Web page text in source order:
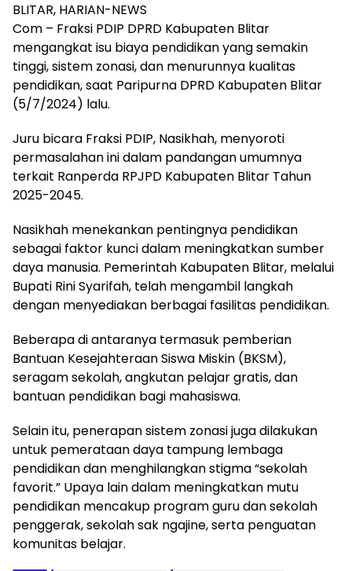
BLITAR, HARIAN-NEWS
Com – Fraksi PDIP DPRD Kabupaten Blitar
mengangkat isu biaya pendidikan yang semakin
tinggi, sistem zonasi, dan menurunnya kualitas
pendidikan, saat Paripurna DPRD Kabupaten Blitar
(5/7/2024) lalu.
Juru bicara Fraksi PDIP, Nasikhah, menyoroti
permasalahan ini dalam pandangan umumnya
terkait Ranperda RPJPD Kabupaten Blitar Tahun
2025-2045.
Nasikhah menekankan pentingnya pendidikan
sebagai faktor kunci dalam meningkatkan sumber
daya manusia. Pemerintah Kabupaten Blitar, melalui
Bupati Rini Syarifah, telah mengambil langkah
dengan menyediakan berbagai fasilitas pendidikan.
Beberapa di antaranya termasuk pemberian
Bantuan Kesejahteraan Siswa Miskin (BKSM),
seragam sekolah, angkutan pelajar gratis, dan
bantuan pendidikan bagi mahasiswa.
Selain itu, penerapan sistem zonasi juga dilakukan
untuk pemerataan daya tampung lembaga
pendidikan dan menghilangkan stigma “sekolah
favorit.” Upaya lain dalam meningkatkan mutu
pendidikan mencakup program guru dan sekolah
penggerak, sekolah sak ngajine, serta penguatan
komunitas belajar.